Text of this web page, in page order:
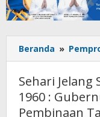
Beranda »
Sehari Jelang
1960 :
Pembinaan